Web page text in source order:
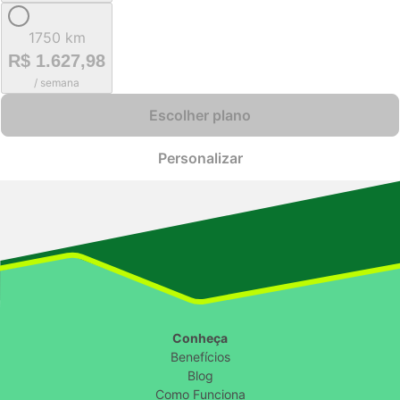
1750 km
R$ 1.627,98
/ semana
Escolher plano
Personalizar
Conheça
Benefícios
Blog
Como Funciona